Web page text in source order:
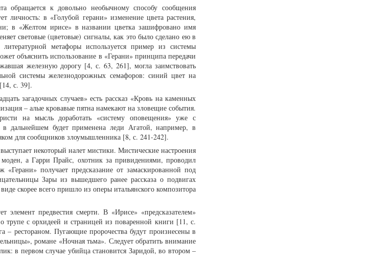
обращается к довольно необычному способу сообщения
личность: в «Голубой герани» изменение цвета растения,
в «Желтом ирисе» в названии цветка зашифровано имя
световые (цветовые) сигналы, как это было сделано ею в
метафоры используется пример из системы
объяснить использование в «Герани» принципа передачи
железную дорогу [4, с. 63, 261], могла заимствовать
системы железнодорожных семафоров: синий цвет на
с. 39].
загадочных случаев» есть рассказ «Кровь на каменных
– алые кровавые пятна намекают на зловещие события.
на мысль доработать «систему оповещения» уже с
дальнейшем будет применена леди Агатой, например, в
для сообщников злоумышленника [8, с. 241-242].
некоторый налет мистики. Мистические настроения
а Гарри Прайс, охотник за привидениями, проводил
получает предсказание от замаскированной под
Зары из вышедшего ранее рассказа о подвигах
скорее всего пришло из оперы итальянского композитора
предвестия смерти. В «Ирисе» «предсказателем»
с орхидеей и страницей из поваренной книги [11, с.
– рестораном. Пугающие пророчества будут произнесены в
романе «Ночная тьма». Следует обратить внимание
в первом случае убийца становится Заридой, во втором –